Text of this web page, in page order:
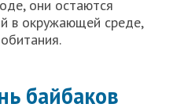
они остаются
в окружающей среде,
байбаков